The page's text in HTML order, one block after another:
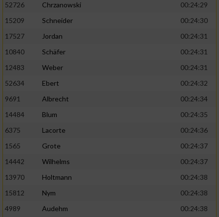
52726
Chrzanowski
00:24:29
15209
Schneider
00:24:30
17527
Jordan
00:24:31
10840
Schäfer
00:24:31
12483
Weber
00:24:31
52634
Ebert
00:24:32
9691
Albrecht
00:24:34
14484
Blum
00:24:35
6375
Lacorte
00:24:36
1565
Grote
00:24:37
14442
Wilhelms
00:24:37
13970
Holtmann
00:24:38
15812
Nym
00:24:38
4989
Audehm
00:24:38